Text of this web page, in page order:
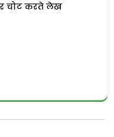
चोट करते लेख